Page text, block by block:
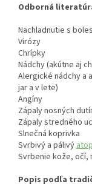
Odborná
Nachladnutie s
Virózy
Chrípky
Nádchy (akútne aj
Alergické nádchy a
jar a v lete)
Angíny
Zápaly nosných
Zápaly stredného
Slnečná koprivka
Svrbivý a pálivý
Svrbenie kože, očí,
Popis podľa